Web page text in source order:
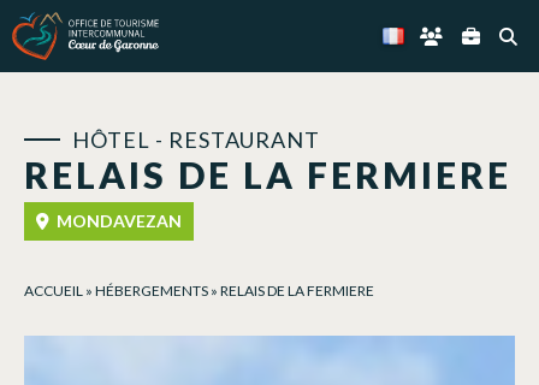
RELAIS DE LA FERMIERE
HÔTEL - RESTAURANT
MONDAVEZAN
ACCUEIL » HÉBERGEMENTS » RELAIS DE LA FERMIERE
Panneau de gestion des cookies